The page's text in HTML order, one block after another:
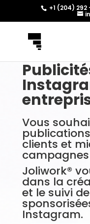
+1 (204) 292
Vous
clients et
Joliwork®
dans la
et le suivi
Instagram.